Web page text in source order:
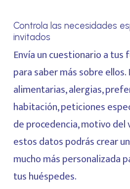
Controla las necesidades
invitados
Envía un cuestionario a
para saber más sobre
alimentarias, alergias,
habitación, peticiones
de procedencia, motivo del
estos datos podrás crear
mucho más personalizada
tus huéspedes.